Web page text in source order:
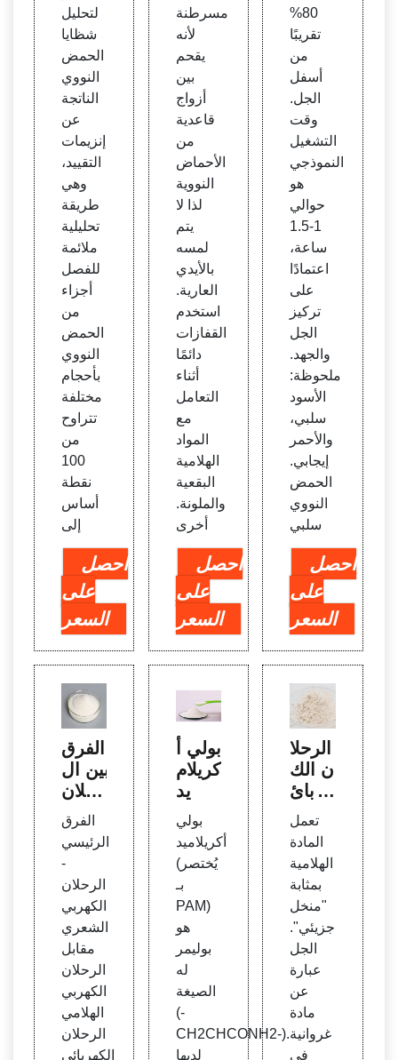
لتحليل
شظايا
الحمض
النووي
الناتجة
عن
إنزيمات
التقييد،
وهي
طريقة
تحليلية
ملائمة
للفصل
أجزاء
من
الحمض
النووي
بأحجام
مختلفة
تتراوح
من
100
نقطة
أساس
إلى
احصل
على
السعر
مسرطنة
لأنه
يقحم
بين
أزواج
قاعدية
من
الأحماض
النووية
لذا لا
يتم
لمسه
بالأيدي
العارية.
استخدم
القفازات
دائمًا
أثناء
التعامل
مع
المواد
الهلامية
البقعية
والملونة.
أخرى
احصل
على
السعر
80%
تقريبًا
من
أسفل
الجل.
وقت
التشغيل
النموذجي
هو
حوالي
1-1.5
ساعة،
اعتمادًا
على
تركيز
الجل
والجهد.
ملحوظة:
الأسود
سلبي،
والأحمر
إيجابي.
الحمض
النووي
سلبي
احصل
على
السعر
الفرق
بين ال
رحلان
الكهرب
ائي ال
شعر
ي وال
رحلان
الكهرب
ائي ال
هلامي
| قار
ن الف
رق بي
ن الم
الفرق
الرئيسي
-
الرحلان
الكهربي
الشعري
مقابل
الرحلان
الكهربي
الهلامي
الرحلان
الكهربائي
بولي أ
كريلام
يد
بولي
أكريلاميد
(يُختصر
بـ
PAM)
هو
بوليمر
له
الصيغة
(-
CH2CHCONH2-).
لديها
الرحلا
ن الك
هربائ
ي لله
لام -
Slide
Shar
e
تعمل
المادة
الهلامية
بمثابة
"منخل
جزيئي".
الجل
عبارة
عن
مادة
غروانية
في